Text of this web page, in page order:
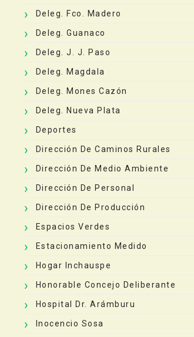
Deleg. Fco. Madero
Deleg. Guanaco
Deleg. J. J. Paso
Deleg. Magdala
Deleg. Mones Cazón
Deleg. Nueva Plata
Deportes
Dirección De Caminos Rurales
Dirección De Medio Ambiente
Dirección De Personal
Dirección De Producción
Espacios Verdes
Estacionamiento Medido
Hogar Inchauspe
Honorable Concejo Deliberante
Hospital Dr. Arámburu
Inocencio Sosa